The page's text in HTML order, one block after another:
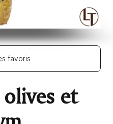
favoris
et